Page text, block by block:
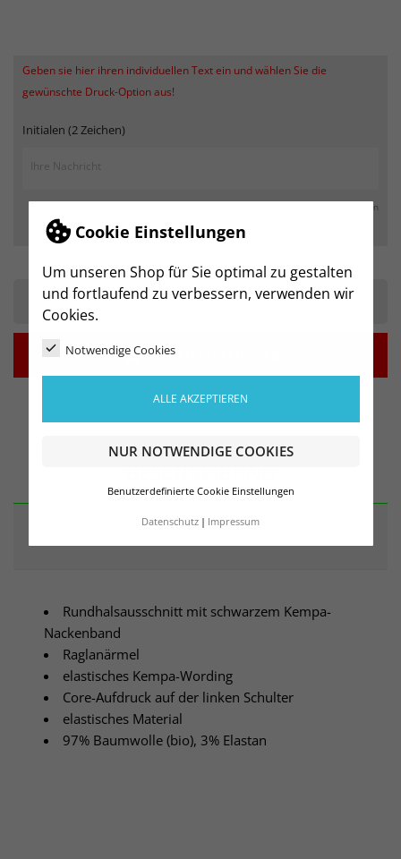
Cookie Einstellungen
Um unseren Shop für Sie optimal zu gestalten
und fortlaufend zu verbessern, verwenden wir
Cookies.
Notwendige Cookies
ALLE AKZEPTIEREN
NUR NOTWENDIGE COOKIES
Benutzerdefinierte Cookie Einstellungen
Datenschutz Impressum
Geben sie hier ihren individuellen Text ein und wählen Sie die
gewünschte Druck-Option aus!
Initialen (2 Zeichen)
max. 250 Zeichen
 IN DEN WARENKORB
Rundhalsausschnitt mit schwarzem Kempa-
Nackenband
Raglanärmel
elastisches Kempa-Wording
Core-Aufdruck auf der linken Schulter
elastisches Material
97% Baumwolle (bio), 3% Elastan